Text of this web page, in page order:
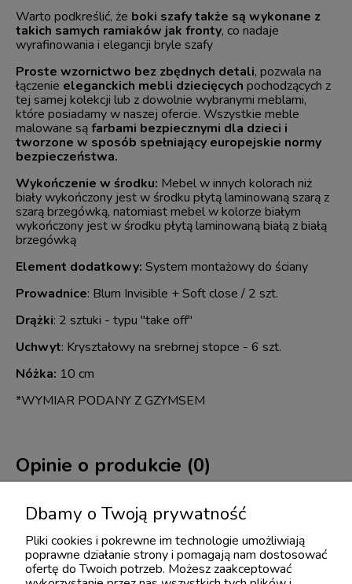
Warto podkreślić, że boki szafy także są wykonane z
takich samych ramiaków jak fronty, co nadaje
wyrafinowania i elegancji bryle szafy
Proste wzornictwo bez zbędnych detali, pozwala na
łączenie eleganckich mebli dziecięcych pochodzących z
tej samej kolekcji lub z dowolnie wybranymi meblami,
które posiadamy w naszej ofercie. Wszystkie meble
malowane sąfarbami bezpiecznymi dla dzieci i
tworzone w sposób spełniający europejskie normy
bezpieczeństwa.
Wykończenie w środku: Mebel w innych kolorach niż
biały wykończony jest w środku płytą laminowaną szarą z
szarą brzegówką, natomiast mebel w kolorze białym
wykończony jest w środku płytą laminowaną białą z białą
brzegówką
Element dodatkowy: System montażowy do ściany
Prowadnice: Blum Invisible + Soft close / 2 szt.
Drążki: 2 sztuki - typu "take off"
Uchwyt: Kryształowy na srebrnej stopce - 6 szt.
Nóżka: 10 cm
*WYMIAR PODANY Z GZYMSEM
Opinie o produkcie (0)
Imię lub pseudonim:
Twoja opinia:
Dbamy o Twoją prywatność
Pliki cookies i pokrewne im technologie umożliwiają
poprawne działanie strony i pomagają nam dostosować
ofertę do Twoich potrzeb. Możesz zaakceptować